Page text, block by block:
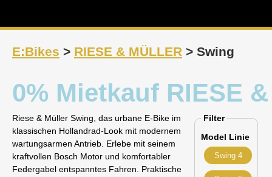
E:Bikes > RIESE & MÜLLER > Swing
0% Mietkauf RIESE
Riese & Müller Swing, das urbane E‑Bike im
klassischen Hollandrad‑Look mit modernem
wartungsarmen Antrieb. Erlebe mit seinem
kraftvollen Bosch Motor und komfortabler
Federgabel entspanntes Fahren. Praktische
Filter
Model Linie
Swing 4